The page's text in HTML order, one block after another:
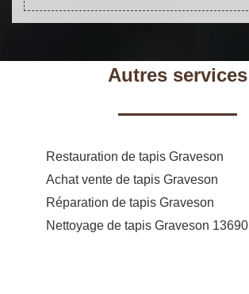
Autres services
Restauration de tapis Graveson
Achat vente de tapis Graveson
Réparation de tapis Graveson
Nettoyage de tapis Graveson 13690